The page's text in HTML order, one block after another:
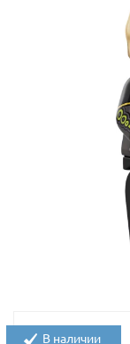
В наличии